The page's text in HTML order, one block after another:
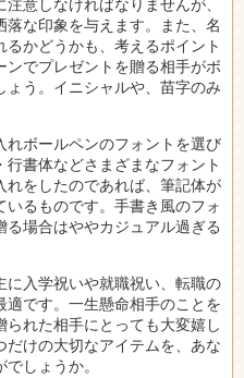
意しなければなりませんが、
な印象を与えます。また、名
かどうかも、考えるポイント
でプレゼントを贈る相手がボ
う。イニシャルや、苗字のみ
ボールペンのフォントを選び
書体などさまざまなフォント
をしたのであれば、筆記体が
るものです。手書き風のフォ
場合はややカジュアル過ぎる
入学祝いや就職祝い、転職の
です。一生懸命相手のことを
れた相手にとっても大変嬉し
けの大切なアイテムを、あな
しょうか。